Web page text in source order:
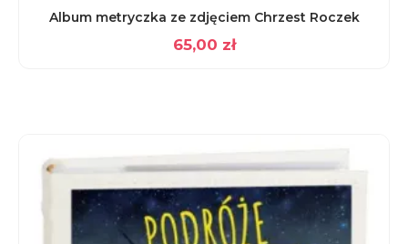
Album metryczka ze zdjęciem Chrzest Roczek
65,00 zł